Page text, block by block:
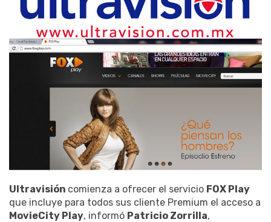
Ultravisión comienza a ofrecer el servicio FOX Play
que incluye para todos sus cliente Premium el acceso a
MovieCity Play, informó Patricio Zorrilla,